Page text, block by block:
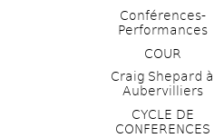
Conférences-
Performances
COUR
Craig Shepard à
Aubervilliers
CYCLE DE
CONFERENCES